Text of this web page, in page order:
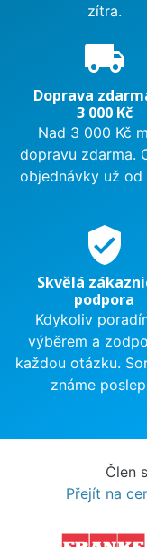
zítra.
local_shipping
Doprava
3 000 Kč
Nad 3 000 Kč
dopravu zdarma.
objednávky už od
verified_user
Skvělá
podpora
Kdykoliv
výběrem a
každou otázku.
známe
Člen
Přejít na